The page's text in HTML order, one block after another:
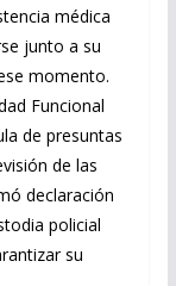
médica
junto a su
momento.
Funcional
de presuntas
de las
declaración
policial
su